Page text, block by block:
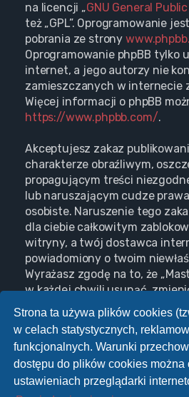
Strona ta używa plików cookies
w celach statystycznych,
funkcjonalnych. Warunki
dostępu do plików cookies można
ustawieniach przeglądarki
na licencji „GNU General
też „GPL”. Oprogramowanie
pobrania ze strony
Oprogramowanie phpBB tylko
internet, a jego autorzy nie
zamieszczanych w internecie
Więcej informacji o phpBB
https://www.phpbb.com/.
Akceptujesz zakaz
charakterze obraźliwym,
propagującym treści
lub naruszającym cudze
osobiste. Naruszenie tego
dla ciebie całkowitym
witryny, a twój dostawca
powiadomiony o twoim
Wyrażasz zgodę na to, że
w każdej chwili usunąć,
zamknąć każdy twój temat,
zapisywanie wszystkich
informacji w naszej bazie
będą przekazywane nikomu
„Masterful Magazine”, ani
odpowiedzialności za